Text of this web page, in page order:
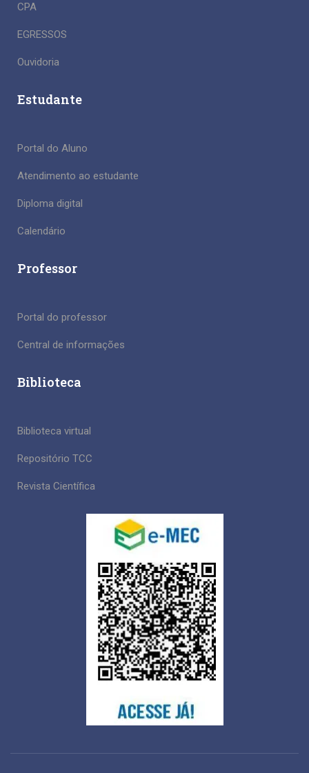
CPA
EGRESSOS
Ouvidoria
Estudante
Portal do Aluno
Atendimento ao estudante
Diploma digital
Calendário
Professor
Portal do professor
Central de informações
Biblioteca
Biblioteca virtual
Repositório TCC
Revista Científica